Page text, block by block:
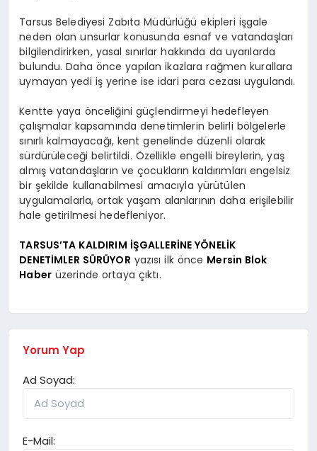
Tarsus Belediyesi Zabıta Müdürlüğü ekipleri işgale
neden olan unsurlar konusunda esnaf ve vatandaşları
bilgilendirirken, yasal sınırlar hakkında da uyarılarda
bulundu. Daha önce yapılan ikazlara rağmen kurallara
uymayan yedi iş yerine ise idari para cezası uygulandı.
Kentte yaya önceliğini güçlendirmeyi hedefleyen
çalışmalar kapsamında denetimlerin belirli bölgelerle
sınırlı kalmayacağı, kent genelinde düzenli olarak
sürdürüleceği belirtildi. Özellikle engelli bireylerin, yaş
almış vatandaşların ve çocukların kaldırımları engelsiz
bir şekilde kullanabilmesi amacıyla yürütülen
uygulamalarla, ortak yaşam alanlarının daha erişilebilir
hale getirilmesi hedefleniyor.
TARSUS’TA KALDIRIM İŞGALLERİNE YÖNELİK
DENETİMLER SÜRÜYOR yazısı ilk önce Mersin Blok
Haberüzerinde ortaya çıktı.
Yorum Yap
Ad Soyad:
E-Mail: